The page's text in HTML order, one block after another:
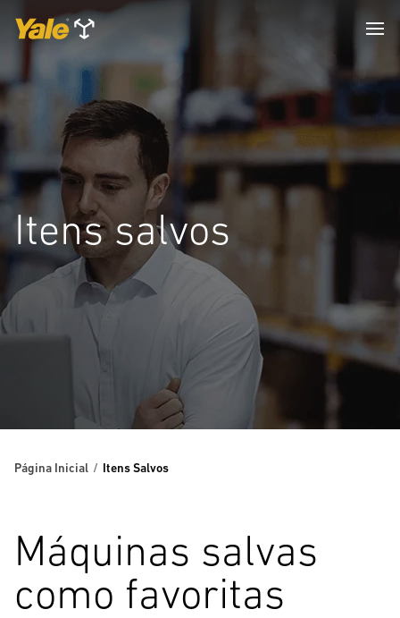
Itens salvos
Página Inicial Itens Salvos
Máquinas salvas
como favoritas